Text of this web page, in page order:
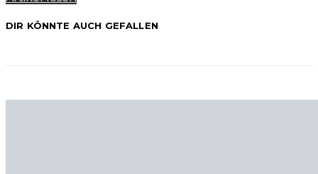
DIR KÖNNTE AUCH GEFALLEN